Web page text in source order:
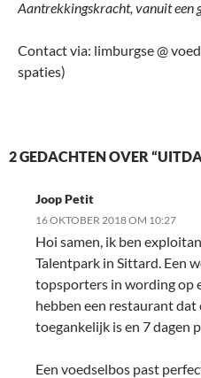
Aantrekkingskracht, vanuit een
Contact via: limburgse @
spaties)
2 GEDACHTEN OVER
Joop Petit
16 OKTOBER 2018 OM 10:27
Hoi samen, ik ben
Talentpark in Sittard. Een
topsporters in wording op
hebben een restaurant
toegankelijk is en 7 dagen
Een voedselbos past